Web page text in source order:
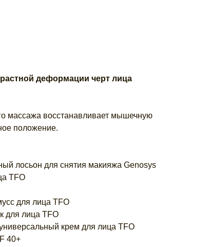
деформации черт лица
массажа восстанавливает мышечную
положение.
лосьон для снятия макияжа Genosys
TFO
для лица TFO
для лица TFO
крем для лица TFO
40+